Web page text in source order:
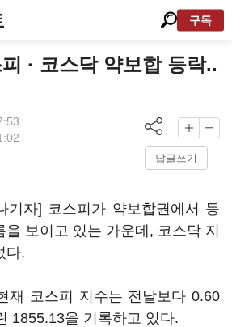
구독
· 코스닥 약보합 등락..
답글쓰기
기자] 코스피가 약보합권에서 등
을 보이고 있는 가운데, 코스닥 지
다.
재 코스피 지수는 전날보다 0.60
1855.13을 기록하고 있다.